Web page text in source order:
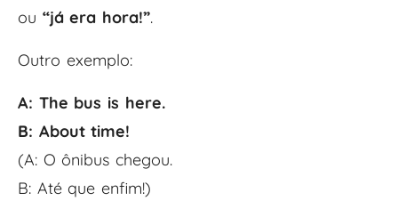
ou “já era hora!”.
Outro exemplo:
A: The bus is here.
B: About time!
(A: O ônibus chegou.
B: Até que enfim!)